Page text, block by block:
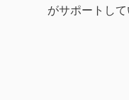
がサポートして